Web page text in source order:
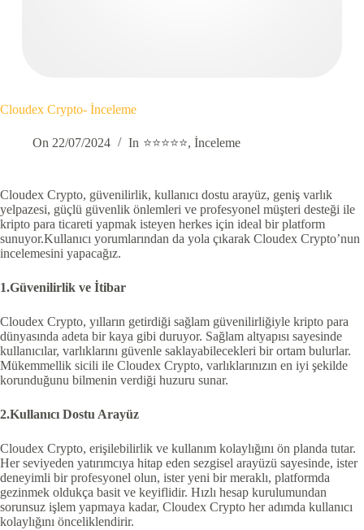
Cloudex Crypto- İnceleme
On 22/07/2024 In ⭐⭐⭐⭐⭐, İnceleme
Cloudex Crypto, güvenilirlik, kullanıcı dostu arayüz, geniş varlık
yelpazesi, güçlü güvenlik önlemleri ve profesyonel müşteri desteği ile
kripto para ticareti yapmak isteyen herkes için ideal bir platform
sunuyor.Kullanıcı yorumlarından da yola çıkarak Cloudex Crypto’nun
incelemesini yapacağız.
1.Güvenilirlik ve İtibar
Cloudex Crypto, yılların getirdiği sağlam güvenilirliğiyle kripto para
dünyasında adeta bir kaya gibi duruyor. Sağlam altyapısı sayesinde
kullanıcılar, varlıklarını güvenle saklayabilecekleri bir ortam bulurlar.
Mükemmellik sicili ile Cloudex Crypto, varlıklarınızın en iyi şekilde
korunduğunu bilmenin verdiği huzuru sunar.
2.Kullanıcı Dostu Arayüz
Cloudex Crypto, erişilebilirlik ve kullanım kolaylığını ön planda tutar.
Her seviyeden yatırımcıya hitap eden sezgisel arayüzü sayesinde, ister
deneyimli bir profesyonel olun, ister yeni bir meraklı, platformda
gezinmek oldukça basit ve keyiflidir. Hızlı hesap kurulumundan
sorunsuz işlem yapmaya kadar, Cloudex Crypto her adımda kullanıcı
kolaylığını önceliklendirir.